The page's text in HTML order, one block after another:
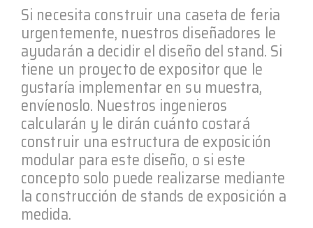
Si necesita construir una caseta de feria
urgentemente, nuestros diseñadores le
ayudarán a decidir el diseño del stand. Si
tiene un proyecto de expositor que le
gustaría implementar en su muestra,
envíenoslo. Nuestros ingenieros
calcularán y le dirán cuánto costará
construir una estructura de exposición
modular para este diseño, o si este
concepto solo puede realizarse mediante
la construcción de stands de exposición a
medida.